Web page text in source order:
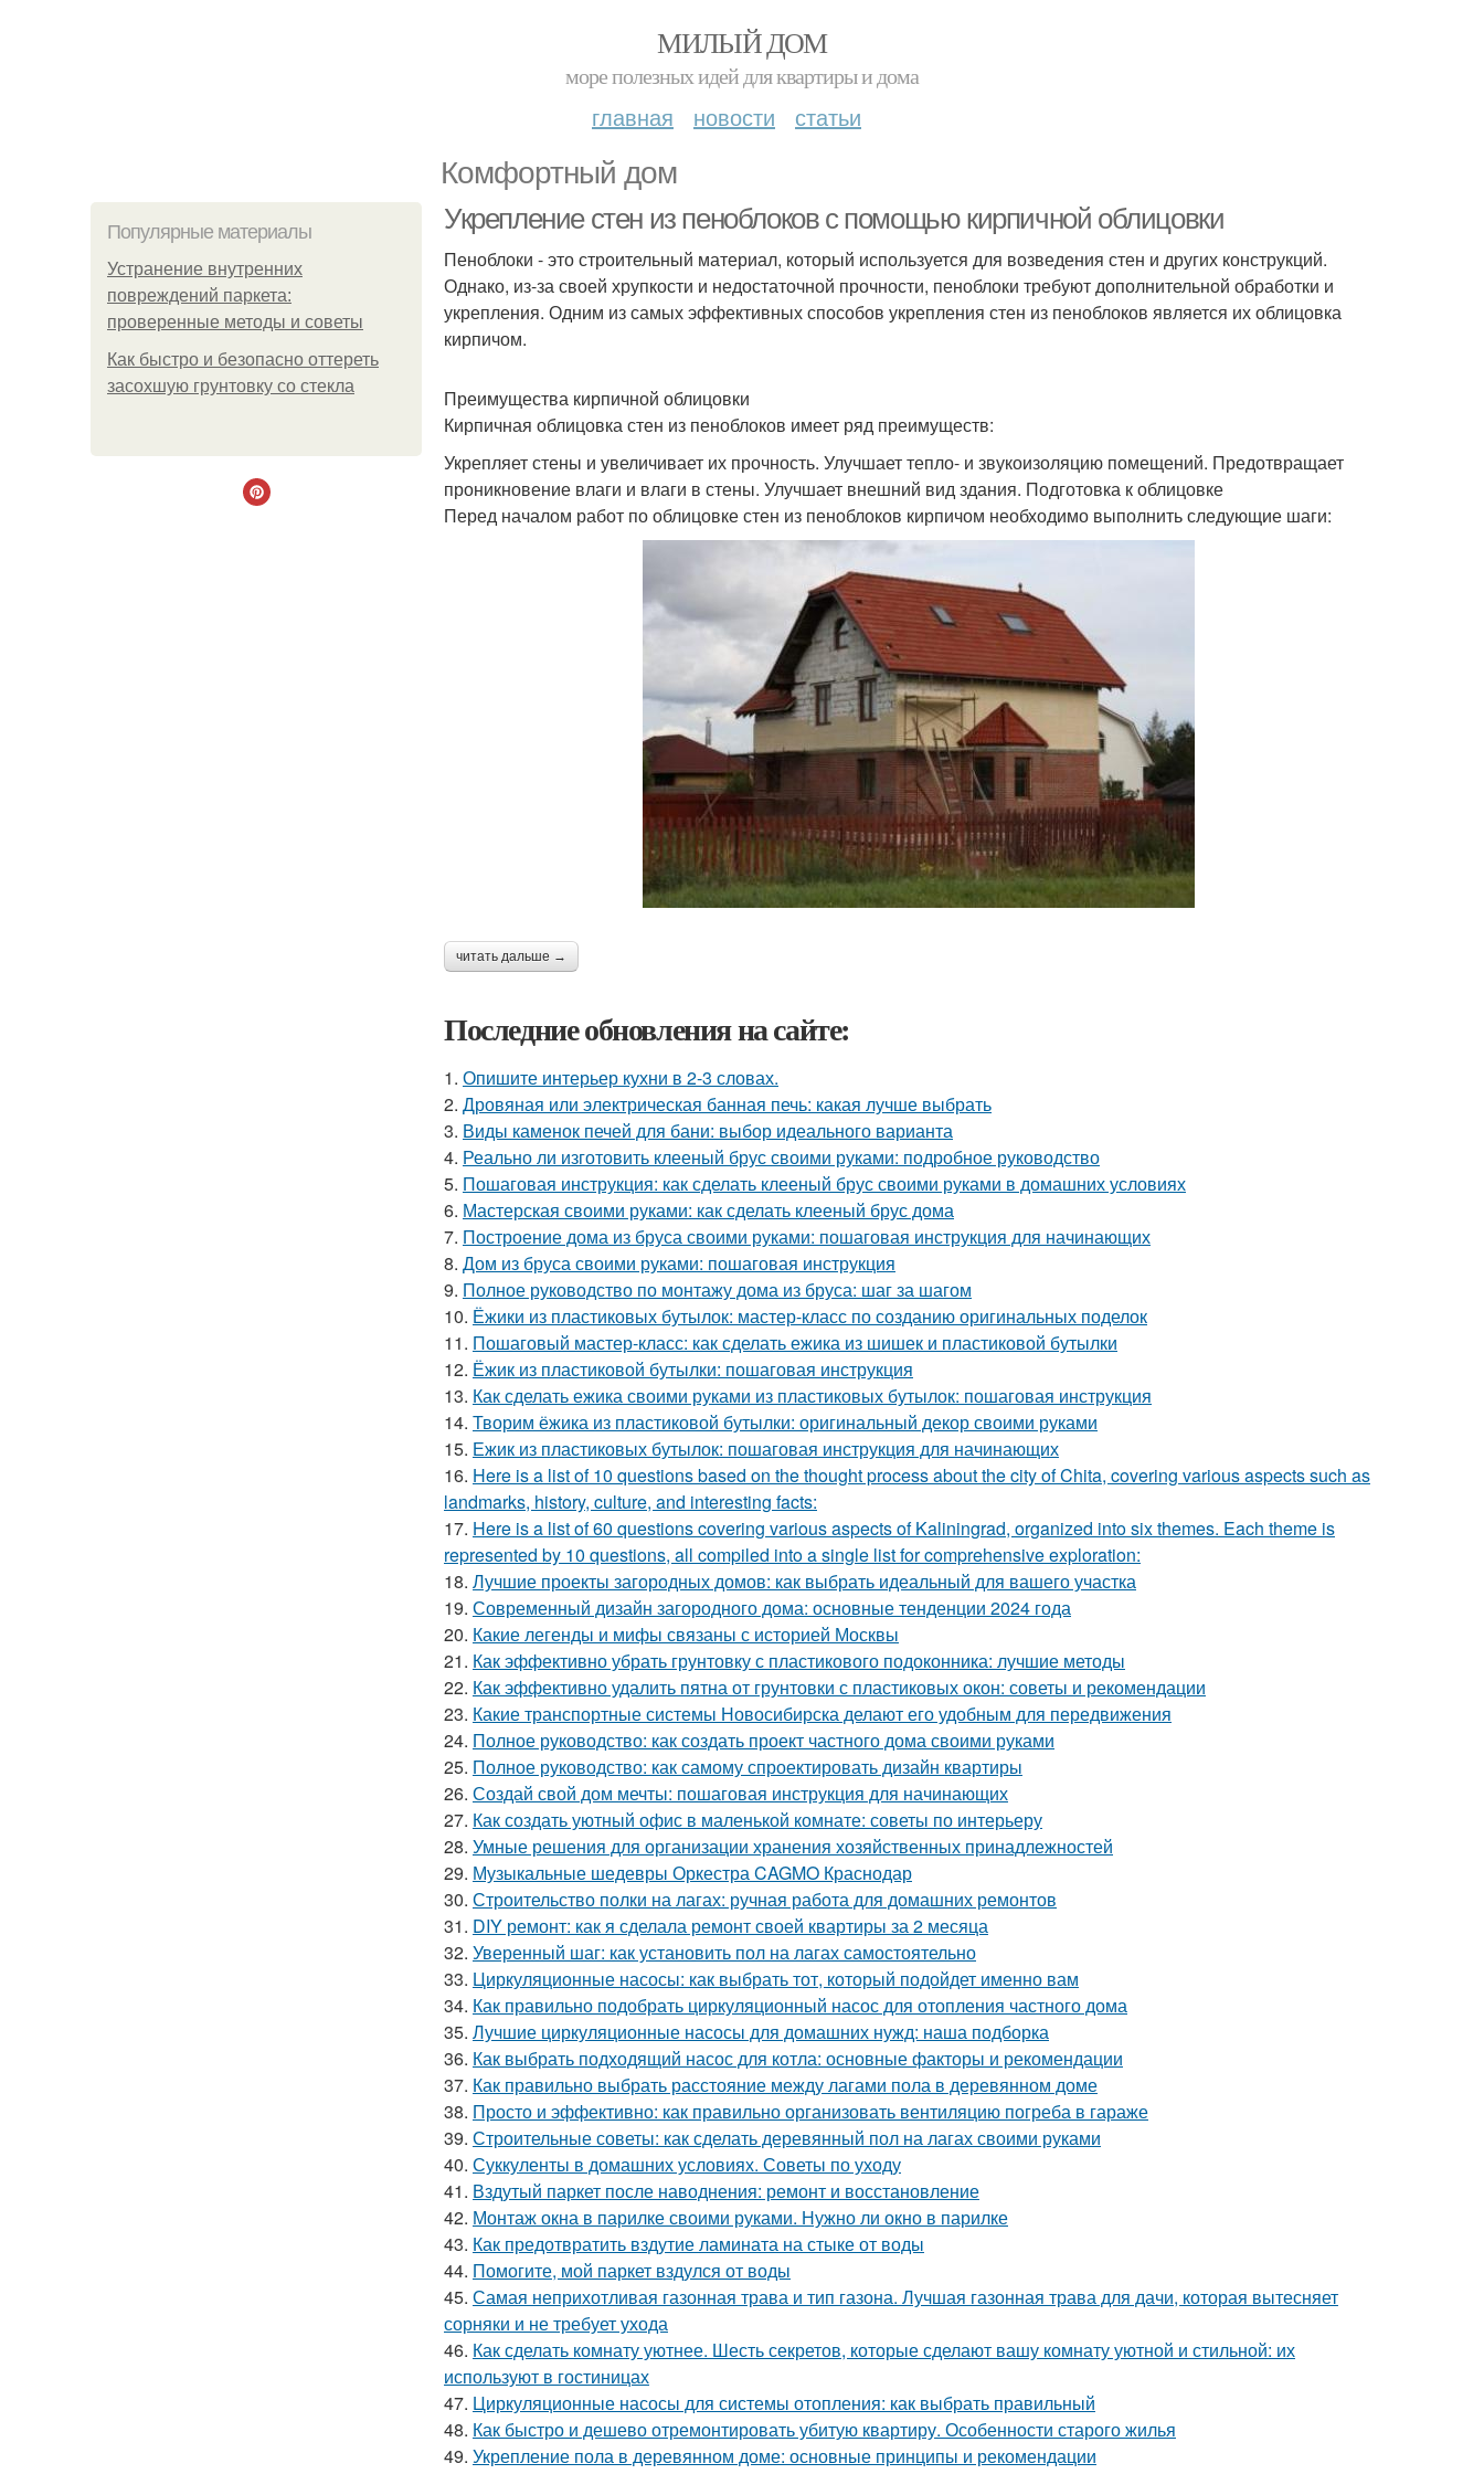
МИЛЫЙ ДОМ
море полезных идей для квартиры и дома
главная новости статьи
Комфортный дом
Популярные материалы
Устранение внутренних
повреждений паркета:
проверенные методы и советы
Как быстро и безопасно оттереть
засохшую грунтовку со стекла
Укрепление стен из пеноблоков с помощью кирпичной облицовки
Пеноблоки - это строительный материал, который используется для возведения стен и других конструкций.
Однако, из-за своей хрупкости и недостаточной прочности, пеноблоки требуют дополнительной обработки и
укрепления. Одним из самых эффективных способов укрепления стен из пеноблоков является их облицовка
кирпичом.
Преимущества кирпичной облицовки
Кирпичная облицовка стен из пеноблоков имеет ряд преимуществ:
Укрепляет стены и увеличивает их прочность. Улучшает тепло- и звукоизоляцию помещений. Предотвращает
проникновение влаги и влаги в стены. Улучшает внешний вид здания. Подготовка к облицовке
Перед началом работ по облицовке стен из пеноблоков кирпичом необходимо выполнить следующие шаги:
читать дальше →
Последние обновления на сайте:
1. Опишите интерьер кухни в 2-3 словах.
2. Дровяная или электрическая банная печь: какая лучше выбрать
3. Виды каменок печей для бани: выбор идеального варианта
4. Реально ли изготовить клееный брус своими руками: подробное руководство
5. Пошаговая инструкция: как сделать клееный брус своими руками в домашних условиях
6. Мастерская своими руками: как сделать клееный брус дома
7. Построение дома из бруса своими руками: пошаговая инструкция для начинающих
8. Дом из бруса своими руками: пошаговая инструкция
9. Полное руководство по монтажу дома из бруса: шаг за шагом
10. Ёжики из пластиковых бутылок: мастер-класс по созданию оригинальных поделок
11. Пошаговый мастер-класс: как сделать ежика из шишек и пластиковой бутылки
12. Ёжик из пластиковой бутылки: пошаговая инструкция
13. Как сделать ежика своими руками из пластиковых бутылок: пошаговая инструкция
14. Творим ёжика из пластиковой бутылки: оригинальный декор своими руками
15. Ежик из пластиковых бутылок: пошаговая инструкция для начинающих
16. Here is a list of 10 questions based on the thought process about the city of Chita, covering various aspects such as
landmarks, history, culture, and interesting facts:
17. Here is a list of 60 questions covering various aspects of Kaliningrad, organized into six themes. Each theme is
represented by 10 questions, all compiled into a single list for comprehensive exploration:
18. Лучшие проекты загородных домов: как выбрать идеальный для вашего участка
19. Современный дизайн загородного дома: основные тенденции 2024 года
20. Какие легенды и мифы связаны с историей Москвы
21. Как эффективно убрать грунтовку с пластикового подоконника: лучшие методы
22. Как эффективно удалить пятна от грунтовки с пластиковых окон: советы и рекомендации
23. Какие транспортные системы Новосибирска делают его удобным для передвижения
24. Полное руководство: как создать проект частного дома своими руками
25. Полное руководство: как самому спроектировать дизайн квартиры
26. Создай свой дом мечты: пошаговая инструкция для начинающих
27. Как создать уютный офис в маленькой комнате: советы по интерьеру
28. Умные решения для организации хранения хозяйственных принадлежностей
29. Музыкальные шедевры Оркестра CAGMO Краснодар
30. Строительство полки на лагах: ручная работа для домашних ремонтов
31. DIY ремонт: как я сделала ремонт своей квартиры за 2 месяца
32. Уверенный шаг: как установить пол на лагах самостоятельно
33. Циркуляционные насосы: как выбрать тот, который подойдет именно вам
34. Как правильно подобрать циркуляционный насос для отопления частного дома
35. Лучшие циркуляционные насосы для домашних нужд: наша подборка
36. Как выбрать подходящий насос для котла: основные факторы и рекомендации
37. Как правильно выбрать расстояние между лагами пола в деревянном доме
38. Просто и эффективно: как правильно организовать вентиляцию погреба в гараже
39. Строительные советы: как сделать деревянный пол на лагах своими руками
40. Суккуленты в домашних условиях. Советы по уходу
41. Вздутый паркет после наводнения: ремонт и восстановление
42. Монтаж окна в парилке своими руками. Нужно ли окно в парилке
43. Как предотвратить вздутие ламината на стыке от воды
44. Помогите, мой паркет вздулся от воды
45. Самая неприхотливая газонная трава и тип газона. Лучшая газонная трава для дачи, которая вытесняет
сорняки и не требует ухода
46. Как сделать комнату уютнее. Шесть секретов, которые сделают вашу комнату уютной и стильной: их
используют в гостиницах
47. Циркуляционные насосы для системы отопления: как выбрать правильный
48. Как быстро и дешево отремонтировать убитую квартиру. Особенности старого жилья
49. Укрепление пола в деревянном доме: основные принципы и рекомендации